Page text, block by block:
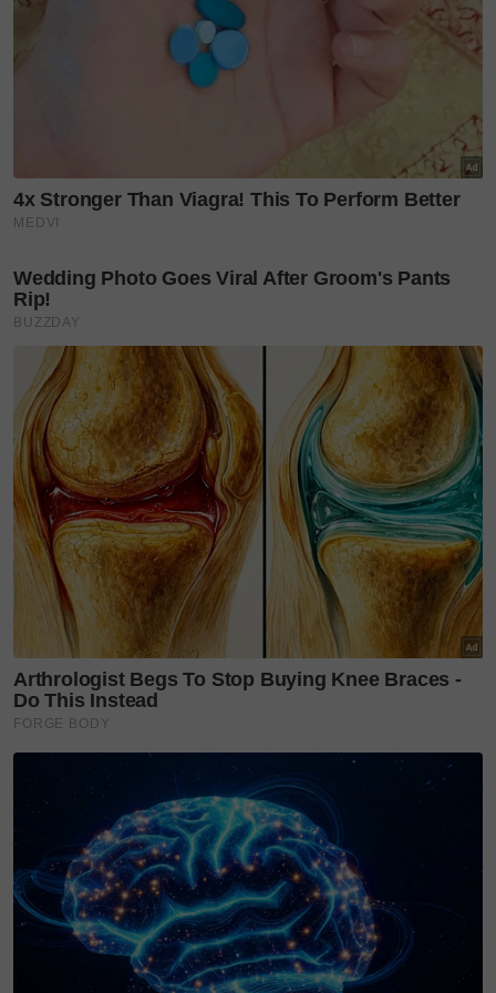
dengan menyimpan telur di dalam peti sejuk,
membuang telur yang sudah retak kulitnya dan
memasak telur dengan teliti sebelum memakannya.
tersebut. Ingat, keselamatan makanan adalah
tanggungjawab kita bersama!
Foto : Sumber internet dan Freepik
Layari portal SinarPlusuntuk info terkini dan bermanfaat!
Jangan lupa follow kami di Instagram , Threads ,
Twitter
YouTube & TikTok . Join grup Telegram kami
DI SINI
untuk info dan kisah penuh inspirasi
Jangan lupa dapatkan promosi istimewa
KUCING TOMKRAFyang kini sudah berada di 37
cawangan KK Super Mart terpilih di Shah Alam atau beli
secara online di platformShopee Karangkraf Mall
lifestylesinarharian
dominasigayahidup
sinarplus